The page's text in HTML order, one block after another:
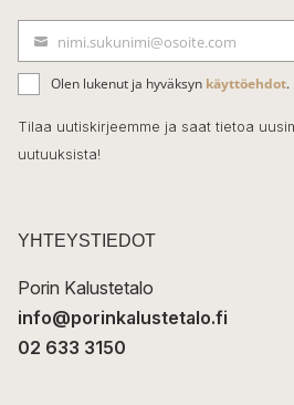
e
b
o
o
k
ä
h
k
t
nimi.sukunimi@osoite.com
Olen lukenut ja hyväksyn käyttöehdot.
Tilaa uutiskirjeemme ja saat tietoa
uutuuksista!
YHTEYSTIEDOT
Porin Kalustetalo
info@porinkalustetalo.fi
02 633 3150